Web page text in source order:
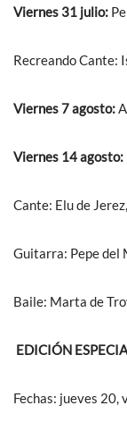
Viernes 31 julio:
Recreando Cante:
Viernes 7 agosto:
Viernes 14 agosto:
Cante: Elu de
Guitarra: Pepe del
Baile: Marta de
EDICIÓN
Fechas: jueves 20,